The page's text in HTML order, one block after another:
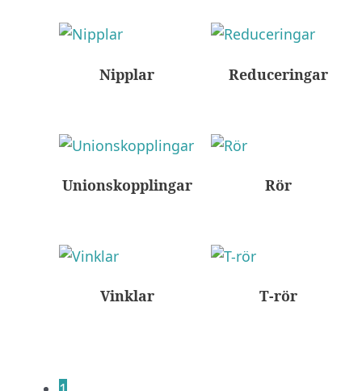
Nipplar Reduceringar
Unionskopplingar Rör
Vinklar T-rör